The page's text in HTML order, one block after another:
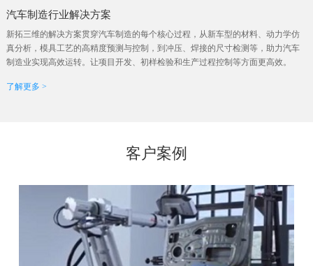
汽车制造行业解决方案
新拓三维的解决方案贯穿汽车制造的每个核心过程，从新车型的材料、动力学仿
真分析，模具工艺的高精度预测与控制，到冲压、焊接的尺寸检测等，助力汽车
制造业实现高效运转。让项目开发、初样检验和生产过程控制等方面更高效。
了解更多 >
客户案例